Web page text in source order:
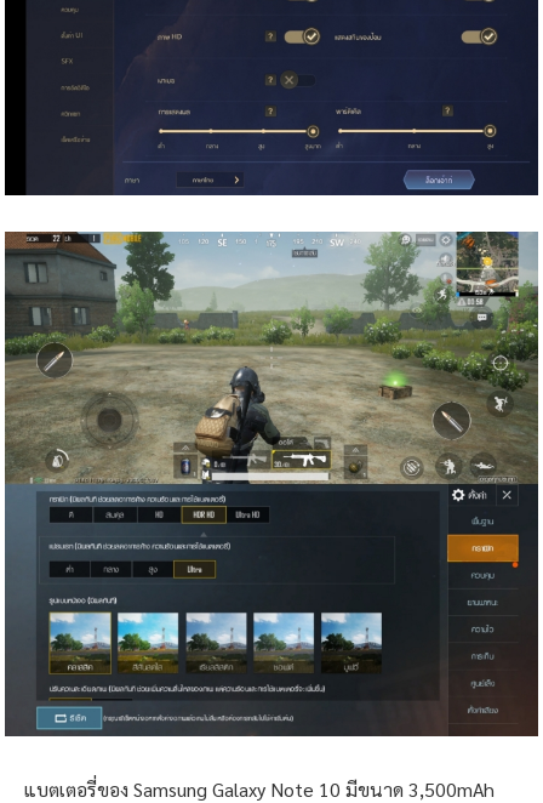
แบตเตอรี่ของ Samsung Galaxy Note 10 มีขนาด 3,500mAh